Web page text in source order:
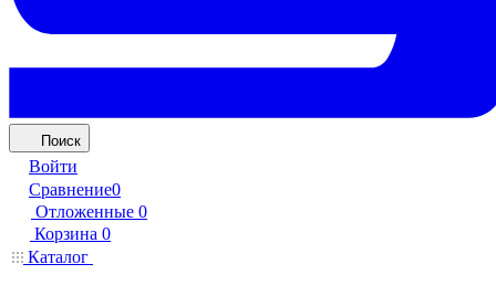
Поиск
Войти
Сравнение0
Отложенные 0
Корзина 0
Каталог